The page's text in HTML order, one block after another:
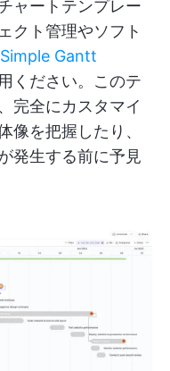
ャートテンプレー
クト管理やソフト
Gantt
ください。このテ
完全にカスタマイ
像を把握したり、
発生する前に予見